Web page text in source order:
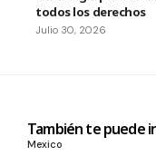
todos los derechos
Julio 30, 2026
También te puede
Mexico